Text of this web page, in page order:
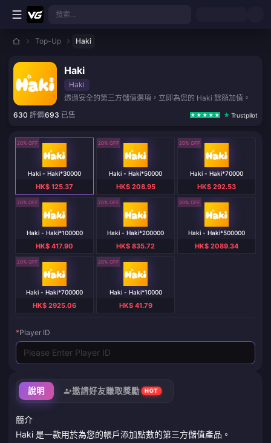
跳至主要內容
搜索...
Top-Up Haki
Haki
Haki
透過安全的第三方儲值選項，立即為您的 Haki 餘額加值。
630 評價693 已售 Trustpilot
說明 邀請好友賺取獎勵 HOT
簡介
Haki 是一款用於為您的帳戶添加點數的第三方儲值產品。
20% OFF
Haki - Haki*30000
HK$ 125.37
20% OFF
Haki - Haki*50000
HK$ 208.95
20% OFF
Haki - Haki*70000
HK$ 292.53
20% OFF
Haki - Haki*100000
HK$ 417.90
20% OFF
Haki - Haki*200000
HK$ 835.72
20% OFF
Haki - Haki*500000
HK$ 2089.34
20% OFF
Haki - Haki*700000
HK$ 2925.06
20% OFF
Haki - Haki*10000
HK$ 41.79
*Player ID